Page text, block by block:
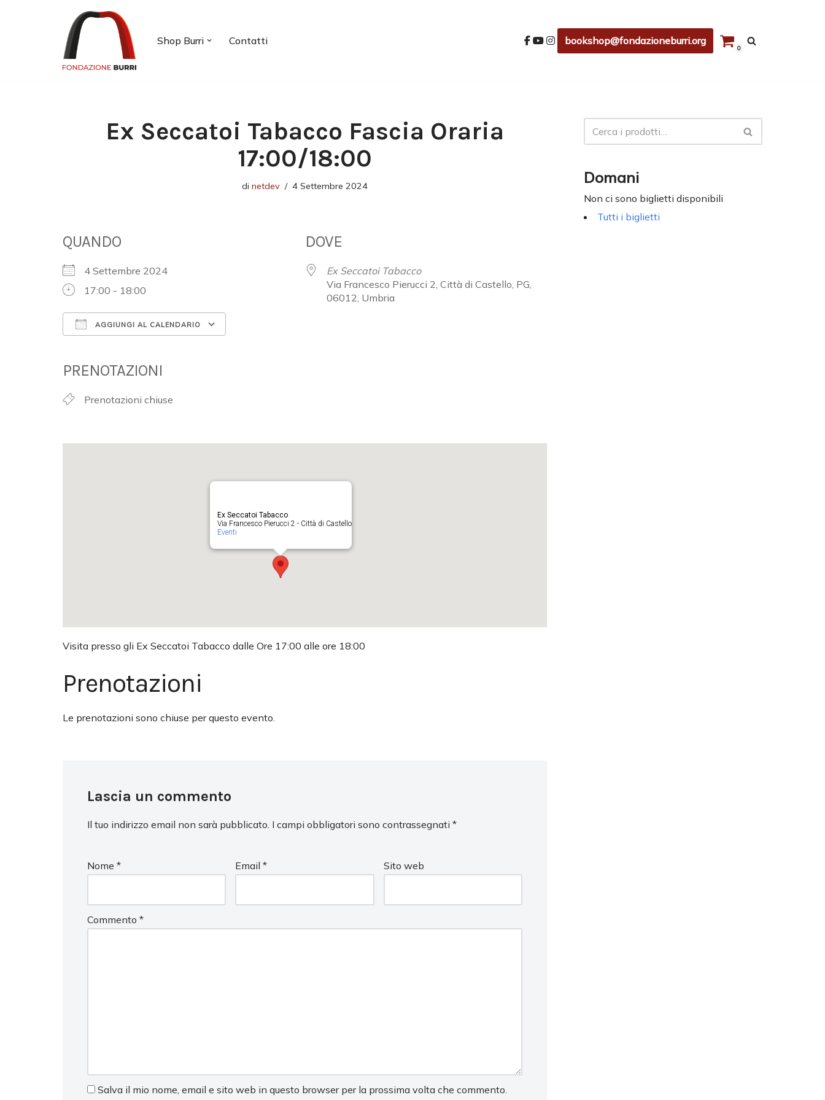
Shop Burri Contatti bookshop@fondazioneburri.org
0
Ex Seccatoi Tabacco Fascia Oraria
17:00/18:00
di netdev 4 Settembre 2024
QUANDO
4 Settembre 2024
17:00 - 18:00
AGGIUNGI AL CALENDARIO
PRENOTAZIONI
Prenotazioni chiuse
DOVE
Ex Seccatoi Tabacco
Via Francesco Pierucci 2, Città di Castello, PG,
06012, Umbria
Ex Seccatoi Tabacco
Via Francesco Pierucci 2 - Città di Castello
Eventi
Visita presso gli Ex Seccatoi Tabacco dalle Ore 17:00 alle ore 18:00
Prenotazioni
Le prenotazioni sono chiuse per questo evento.
Lascia un commento
Il tuo indirizzo email non sarà pubblicato. I campi obbligatori sono contrassegnati *
Nome * Email* Sito web
Commento *
Salva il mio nome, email e sito web in questo browser per la prossima volta che commento.
Domani
Non ci sono biglietti disponibili
Tutti i biglietti